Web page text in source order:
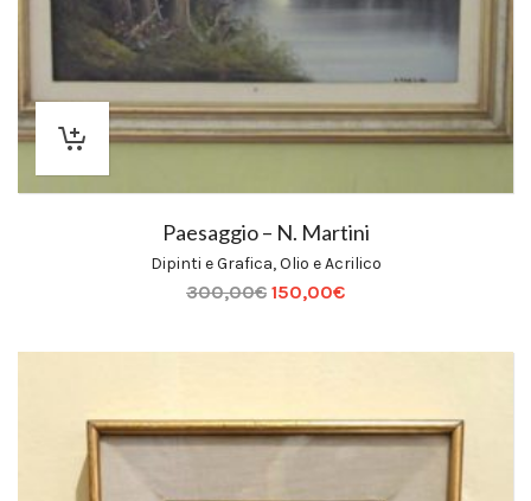
Paesaggio – N. Martini
Dipinti e Grafica,Olio e Acrilico
300,00€ 150,00€